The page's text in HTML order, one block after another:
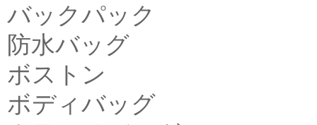
バックパック
防水バッグ
ボストン
ボディバッグ